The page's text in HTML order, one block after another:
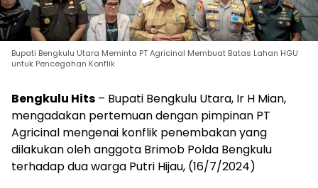
Bupati Bengkulu Utara Meminta PT Agricinal Membuat Batas Lahan HGU
untuk Pencegahan Konflik
Bengkulu Hits – Bupati Bengkulu Utara, Ir H Mian,
mengadakan pertemuan dengan pimpinan PT
Agricinal mengenai konflik penembakan yang
dilakukan oleh anggota Brimob Polda Bengkulu
terhadap dua warga Putri Hijau, (16/7/2024)